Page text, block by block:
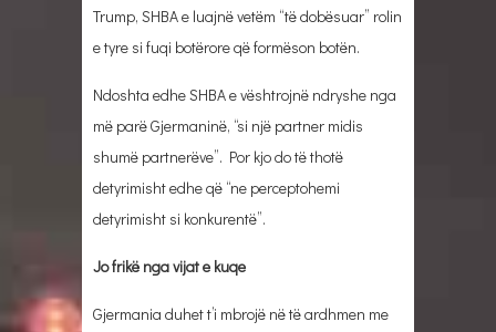
Trump, SHBA e luajnë vetëm “të dobësuar” rolin
e tyre si fuqi botërore që formëson botën.
Ndoshta edhe SHBA e vështrojnë ndryshe nga
më parë Gjermaninë, “si një partner midis
shumë partnerëve”. Por kjo do të thotë
detyrimisht edhe që “ne perceptohemi
detyrimisht si konkurentë”.
Jo frikë nga vijat e kuqe
Gjermania duhet t’i mbrojë në të ardhmen me